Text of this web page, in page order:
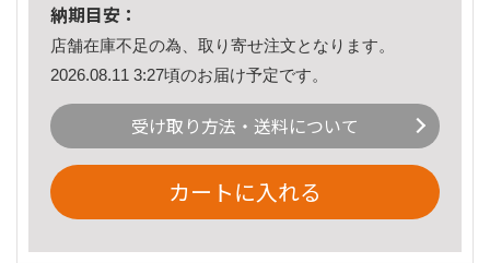
納期目安：
店舗在庫不足の為、取り寄せ注文となります。
2026.08.11 3:27頃のお届け予定です。
受け取り方法・送料について
カートに入れる